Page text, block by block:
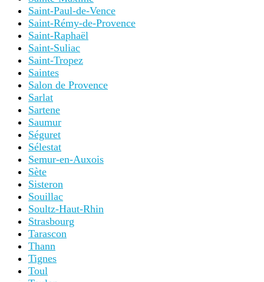
Saint-Paul-de-Vence
Saint-Rémy-de-Provence
Saint-Raphaël
Saint-Suliac
Saint-Tropez
Saintes
Salon de Provence
Sarlat
Sartene
Saumur
Séguret
Sélestat
Semur-en-Auxois
Sète
Sisteron
Souillac
Soultz-Haut-Rhin
Strasbourg
Tarascon
Thann
Tignes
Toul